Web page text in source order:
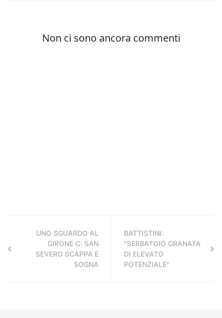
UNO SGUARDO AL
GIRONE C: SAN
SEVERO SCAPPA E
SOGNA
BATTISTINI:
"SERBATOIO GRANATA
DI ELEVATO
POTENZIALE"